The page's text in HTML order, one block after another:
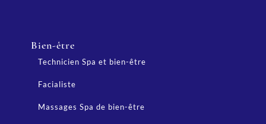
Bien-être
Technicien Spa et bien-être
Facialiste
Massages Spa de bien-être